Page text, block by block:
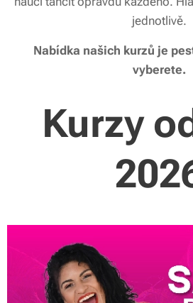
jednotlivě.
Nabídka našich kurzů je
vyberete.
Kurzy